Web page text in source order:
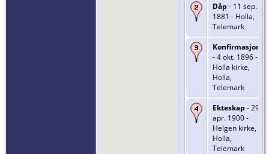
Dåp - 11 sep.
1881 - Holla,
Telemark
Konfirmasjon
- 4 okt. 1896 -
Holla kirke,
Holla,
Telemark
Ekteskap - 29
apr. 1900 -
Helgen kirke,
Holla,
Telemark